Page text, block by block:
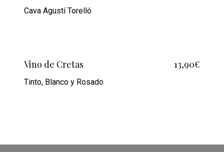
Cava Agustí Torelló
Vino de Cretas 13,90€
Tinto, Blanco y Rosado